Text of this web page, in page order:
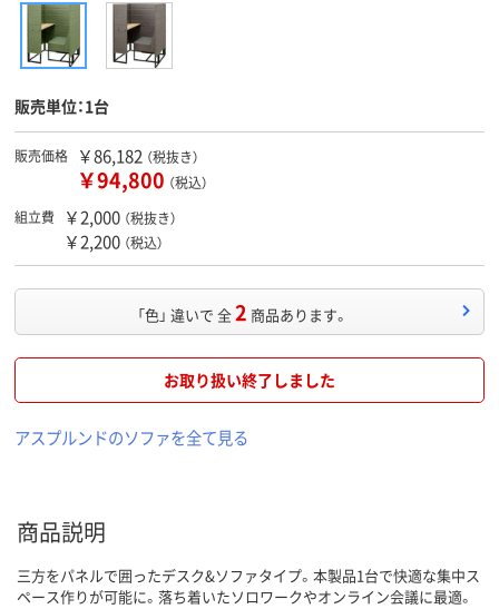
販売単位：1台
販売価格 ￥86,182 （税抜き）
￥94,800 （税込）
組立費
￥2,000 （税抜き）
￥2,200 （税込）
「色」 違いで 全2 商品あります。
お取り扱い終了しました
アスプルンドのソファを全て見る
商品説明
三方をパネルで囲ったデスク&ソファタイプ。本製品1台で快適な集中ス
ペース作りが可能に。落ち着いたソロワークやオンライン会議に最適。